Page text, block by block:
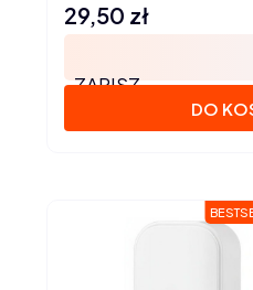
Cena
29,50 zł
ZAPISZ
DO